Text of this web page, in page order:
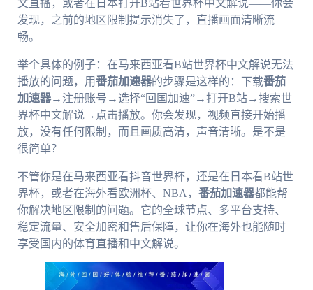
文直播，或者在日本打开B站看世界杯中文解说——你会
发现，之前的地区限制提示消失了，直播画面清晰流
畅。
举个具体的例子：在马来西亚看B站世界杯中文解说无法
播放的问题，用番茄加速器的步骤是这样的：下载番茄
加速器→注册账号→选择“回国加速”→打开B站→搜索世
界杯中文解说→点击播放。你会发现，视频直接开始播
放，没有任何限制，而且画质高清，声音清晰。是不是
很简单？
不管你是在马来西亚看抖音世界杯，还是在日本看B站世
界杯，或者在海外看欧洲杯、NBA， 番茄加速器都能帮
你解决地区限制的问题。它的全球节点、多平台支持、
稳定流量、安全加密和售后保障，让你在海外也能随时
享受国内的体育直播和中文解说。